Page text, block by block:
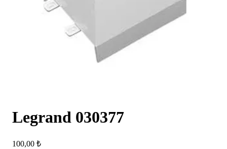
Legrand 030377
100,00 ₺